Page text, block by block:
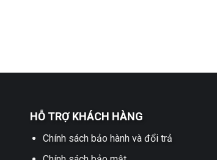
HỖ TRỢ KHÁCH HÀNG
Chính sách bảo hành và đổi trả